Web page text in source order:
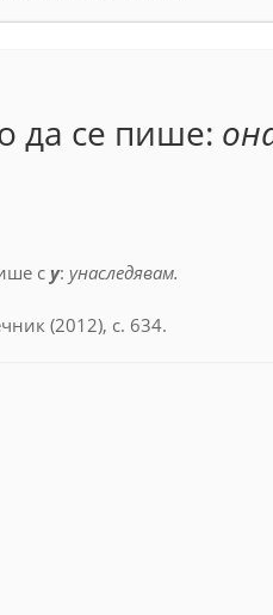
да се пише:
с у: унаследявам.
(2012), с. 634.